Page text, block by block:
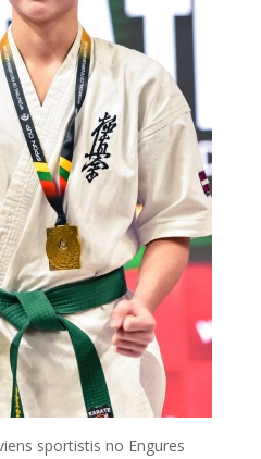
sportistis no Engures